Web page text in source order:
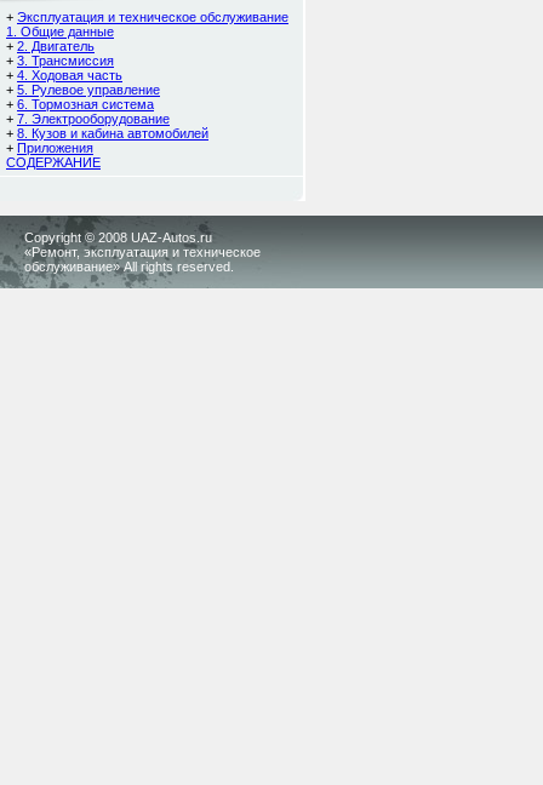
+ Эксплуатация и техническое обслуживание
1. Общие данные
+ 2. Двигатель
+ 3. Трансмиссия
+ 4. Ходовая часть
+ 5. Рулевое управление
+ 6. Тормозная система
+ 7. Электрооборудование
+ 8. Кузов и кабина автомобилей
+ Приложения
СОДЕРЖАНИЕ
Copyright © 2008 UAZ-Autos.ru
«Ремонт, эксплуатация и техническое
обслуживание» All rights reserved.